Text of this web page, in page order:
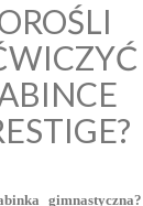
gimnastyczna?